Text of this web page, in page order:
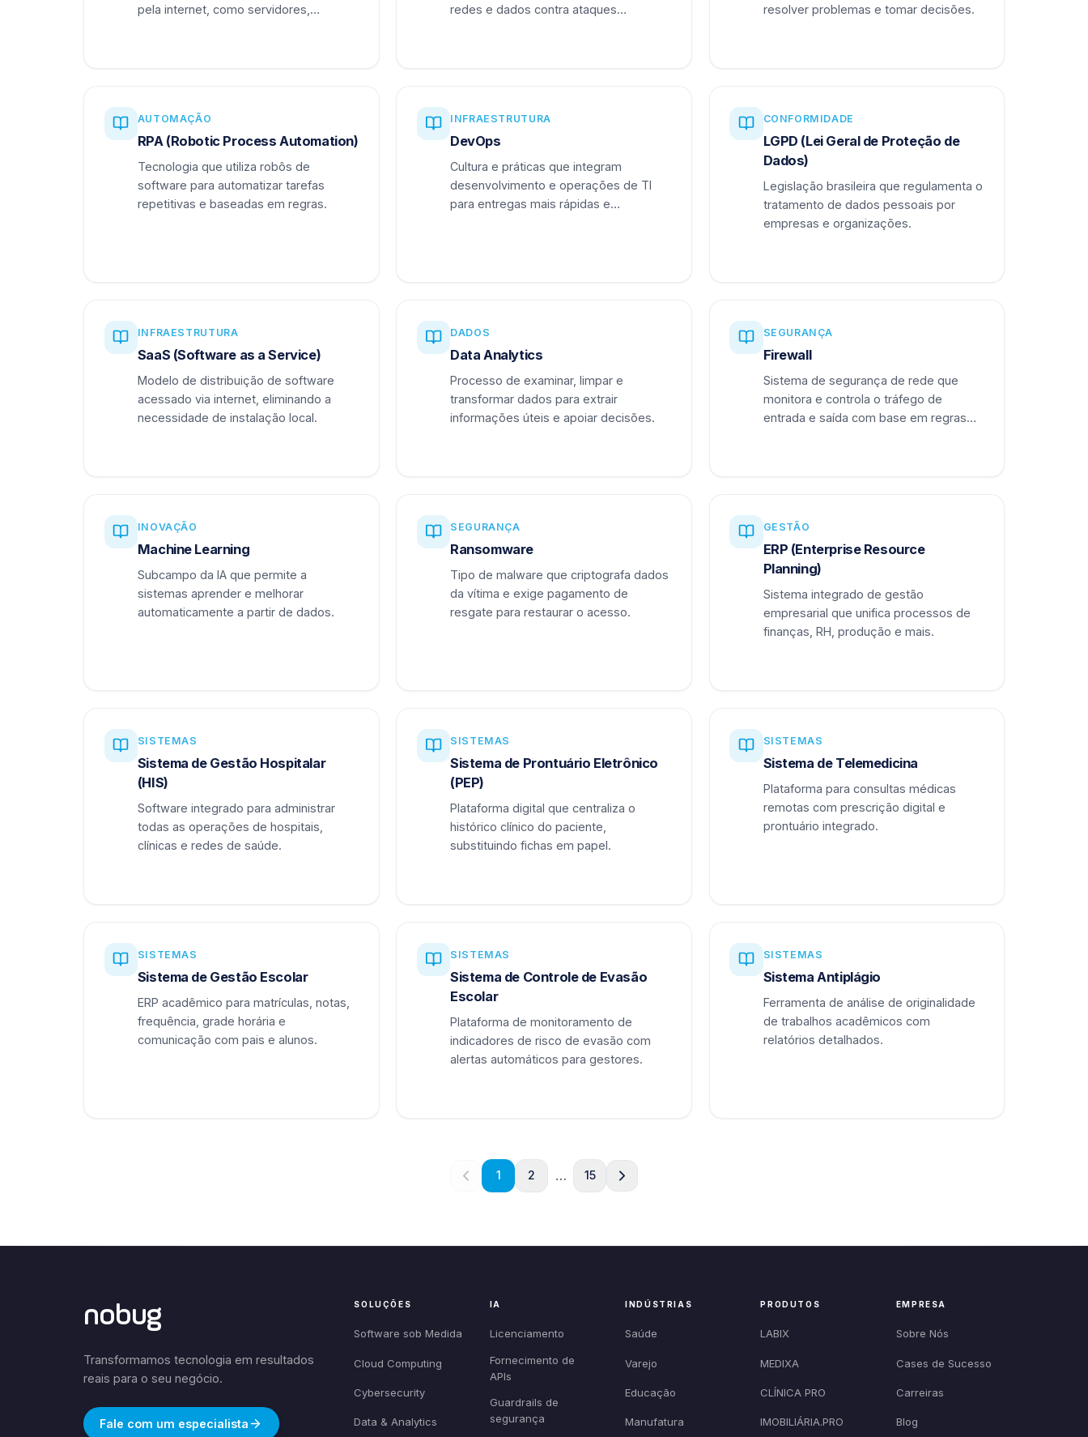
pela internet, como servidores,
redes e dados contra ataques
resolver problemas e tomar decisões.
AUTOMAÇÃO
RPA (Robotic Process Automation)
Tecnologia que utiliza robôs de
software para automatizar tarefas
repetitivas e baseadas em regras.
INFRAESTRUTURA
DevOps
Cultura e práticas que integram
desenvolvimento e operações de TI
para entregas mais rápidas e
CONFORMIDADE
LGPD (Lei Geral de Proteção de
Dados)
Legislação brasileira que regulamenta o
tratamento de dados pessoais por
empresas e organizações.
INFRAESTRUTURA
SaaS (Software as a Service)
Modelo de distribuição de software
acessado via internet, eliminando a
necessidade de instalação local.
DADOS
Data Analytics
Processo de examinar, limpar e
transformar dados para extrair
informações úteis e apoiar decisões.
SEGURANÇA
Firewall
Sistema de segurança de rede que
monitora e controla o tráfego de
entrada e saída com base em regras
INOVAÇÃO
Machine Learning
Subcampo da IA que permite a
sistemas aprender e melhorar
automaticamente a partir de dados.
SEGURANÇA
Ransomware
Tipo de malware que criptografa dados
da vítima e exige pagamento de
resgate para restaurar o acesso.
GESTÃO
ERP (Enterprise Resource
Planning)
Sistema integrado de gestão
empresarial que unifica processos de
finanças, RH, produção e mais.
SISTEMAS
Sistema de Gestão Hospitalar
(HIS)
Software integrado para administrar
todas as operações de hospitais,
clínicas e redes de saúde.
SISTEMAS
Sistema de Prontuário Eletrônico
(PEP)
Plataforma digital que centraliza o
histórico clínico do paciente,
substituindo fichas em papel.
SISTEMAS
Sistema de Telemedicina
Plataforma para consultas médicas
remotas com prescrição digital e
prontuário integrado.
SISTEMAS
Sistema de Gestão Escolar
ERP acadêmico para matrículas, notas,
frequência, grade horária e
comunicação com pais e alunos.
SISTEMAS
Sistema de Controle de Evasão
Escolar
Plataforma de monitoramento de
indicadores de risco de evasão com
alertas automáticos para gestores.
SISTEMAS
Sistema Antiplágio
Ferramenta de análise de originalidade
de trabalhos acadêmicos com
relatórios detalhados.
1 2 … 15
nobug
Transformamos tecnologia em resultados
reais para o seu negócio.
Fale com um especialista
SOLUÇÕES
Software sob Medida
Cloud Computing
Cybersecurity
Data & Analytics
IA
Licenciamento
Fornecimento de
APIs
Guardrails de
segurança
INDÚSTRIAS
Saúde
Varejo
Educação
Manufatura
PRODUTOS
LABIX
MEDIXA
CLÍNICA PRO
IMOBILIÁRIA.PRO
EMPRESA
Sobre Nós
Cases de Sucesso
Carreiras
Blog